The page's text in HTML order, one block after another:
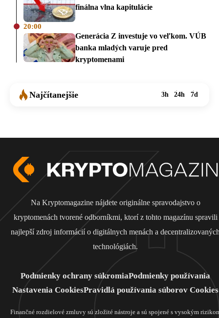
finálna vlna kapitulácie
20:00
Generácia Z investuje vo veľkom. VÚB
banka mladých varuje pred
kryptomenami
Najčítanejšie 3h 24h 7d
Na Kryptomagazine nájdete originálne spravodajstvo o
kryptomenách tvorené odborníkmi, ktorí z tohto magazínu spravili
najlepší zdroj informácií o digitálnych menách a
technológiách.
Podmienky ochrany súkromiaPodmienky používania
Nastavenia CookiesPravidlá používania súborov Cookies
Finančné rozdielové zmluvy sú zložité nástroje a sú spojené s vysokým